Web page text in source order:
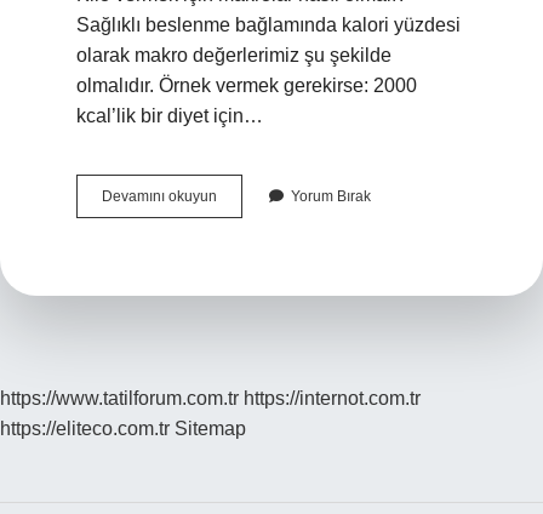
Sağlıklı beslenme bağlamında kalori yüzdesi
olarak makro değerlerimiz şu şekilde
olmalıdır. Örnek vermek gerekirse: 2000
kcal’lik bir diyet için…
Devamını okuyun
Sayımı
Yorum Bırak
https://www.tatilforum.com.tr https://internot.com.tr
https://eliteco.com.tr Sitemap